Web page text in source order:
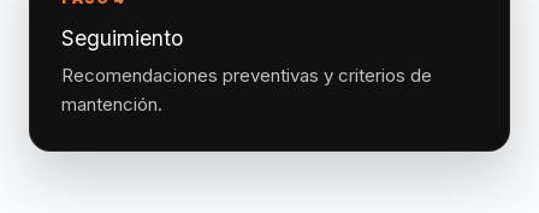
Seguimiento
Recomendaciones preventivas y criterios de
mantención.